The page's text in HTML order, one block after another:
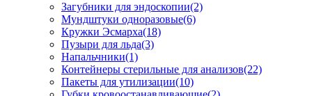
Загубники для эндоскопии(2)
Мундштуки одноразовые(6)
Кружки Эсмарха(18)
Пузыри для льда(3)
Напальчники(1)
Контейнеры стерильные для анализов(22)
Пакеты для утилизации(10)